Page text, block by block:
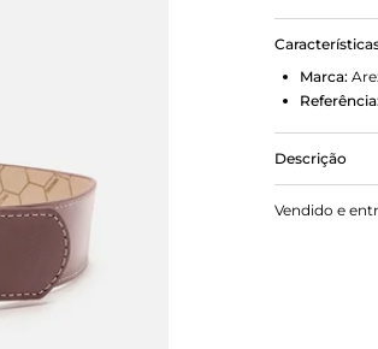
Marca:
Referência:
Descrição
Cinto
fivela
Vendido e